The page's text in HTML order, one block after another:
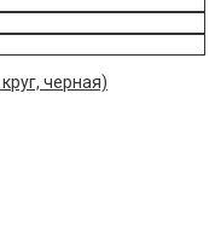
черная)